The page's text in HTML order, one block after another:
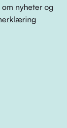
nyheter og